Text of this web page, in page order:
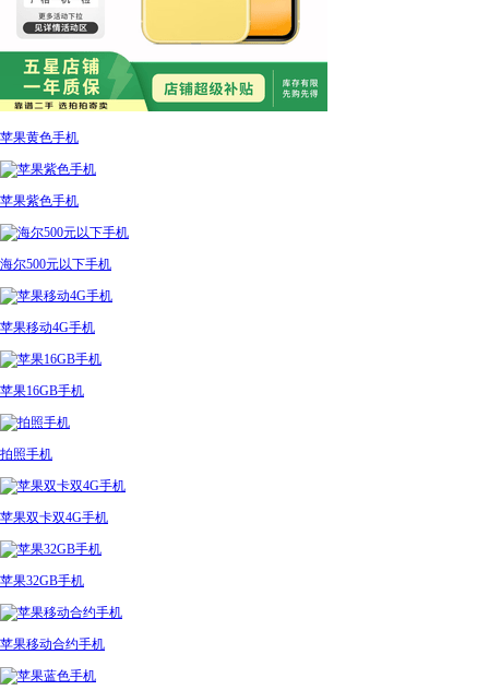
苹果黄色手机
苹果紫色手机
海尔500元以下手机
苹果移动4G手机
苹果16GB手机
拍照手机
苹果双卡双4G手机
苹果32GB手机
苹果移动合约手机